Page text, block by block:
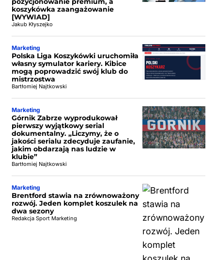
koszykówka zaangażowanie
[WYWIAD]
Jakub Kłyszejko
Marketing
Polska Liga Koszykówki uruchomiła
własny symulator kariery. Kibice
mogą poprowadzić swój klub do
mistrzostwa
Bartłomiej Najtkowski
Marketing
Górnik Zabrze wyprodukował
pierwszy wyjątkowy serial
dokumentalny. „Liczymy, że o
jakości serialu zdecyduje zaufanie,
jakim obdarzają nas ludzie w
klubie”
Bartłomiej Najtkowski
Marketing
Brentford stawia na zrównoważony
rozwój. Jeden komplet koszulek na
dwa sezony
Redakcja Sport Marketing